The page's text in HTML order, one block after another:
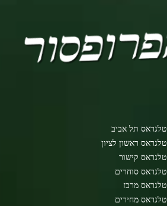
טלגראס תל אביב
טלגראס ראשון לציון
טלגראס קישור
טלגראס סוחרים
טלגראס מרכז
טלגראס מחירים